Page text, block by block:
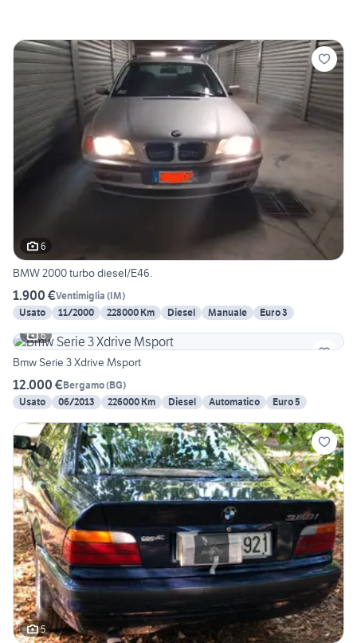
6
BMW 2000 turbo diesel/E46.
1.900 €Ventimiglia (IM)
Usato
11/2000 228000 Km Diesel Manuale
Euro 3
6
Bmw Serie 3 Xdrive Msport
12.000 €Bergamo(BG)
Usato
06/2013 226000 Km Diesel Automatico Euro 5
5